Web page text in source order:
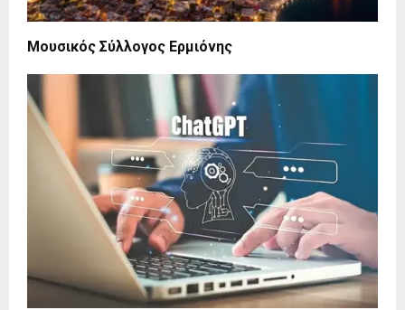
Μουσικός Σύλλογος Ερμιόνης